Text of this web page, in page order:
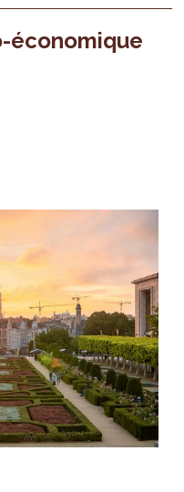
économique